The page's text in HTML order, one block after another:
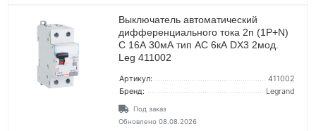
Выключатель автоматический
дифференциального тока 2п (1P+N)
C 16А 30мА тип AC 6кА DX3 2мод.
Leg 411002
Артикул:
411002
Бренд:
Legrand
Под заказ
Обновлено 08.08.2026